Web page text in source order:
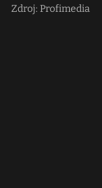
Zdroj: Profimedia